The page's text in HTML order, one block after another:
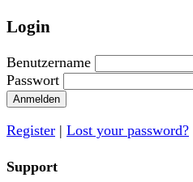
Login
Benutzername
Passwort
Anmelden
Register | Lost your password?
Support